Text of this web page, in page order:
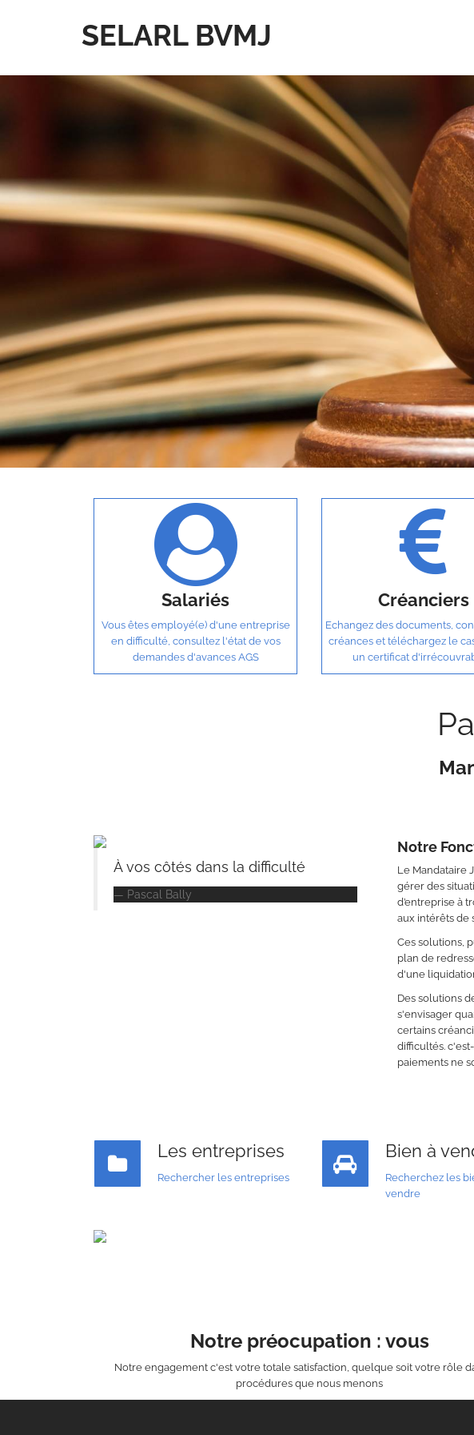
SELARL BVMJ
Salariés
Vous êtes employé(e) d'une entreprise
en difficulté, consultez l'état de vos
demandes d'avances AGS
Créanciers
Echangez des documents,
créances et téléchargez le
un certificat
À vos côtés dans la difficulté
Pascal Bally
Notre
Le Mandataire
gérer des
d’entreprise à
aux intérêts de
Ces solutions,
plan de
d'une
Des solutions
s'envisager
certains
difficultés.
paiements ne
Les entreprises
Rechercher les entreprises
Bien à
Recherchez les
vendre
Notre préocupation : vous
Notre engagement c'est votre totale satisfaction, quelque soit votre rôle
procédures que nous menons